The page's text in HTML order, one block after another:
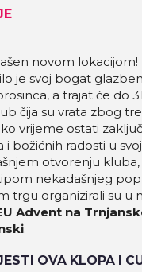
novom lokacijom!
je svoj bogat
a trajat će do
čija su vrata zbog
vrijeme ostati
i božićnih radosti u
otvorenju
nekadašnjeg
trgu organizirali su u
Advent na
.
OVA KLOPA I